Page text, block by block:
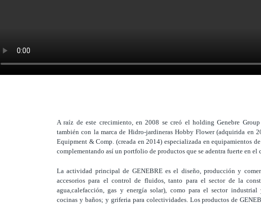
A raíz de este crecimiento, en 2008 se creó el holding Genebre
también con la marca de Hidro-jardineras Hobby Flower (adquirida en
Equipment & Comp. (creada en 2014) especializada en equipamientos
complementando así un portfolio de productos que se adentra fuerte en el
La actividad principal de GENEBRE es el diseño, producción y
accesorios para el control de fluidos, tanto para el sector de la
agua,calefacción, gas y energía solar), como para el sector
cocinas y baños; y griferia para colectividades. Los productos de